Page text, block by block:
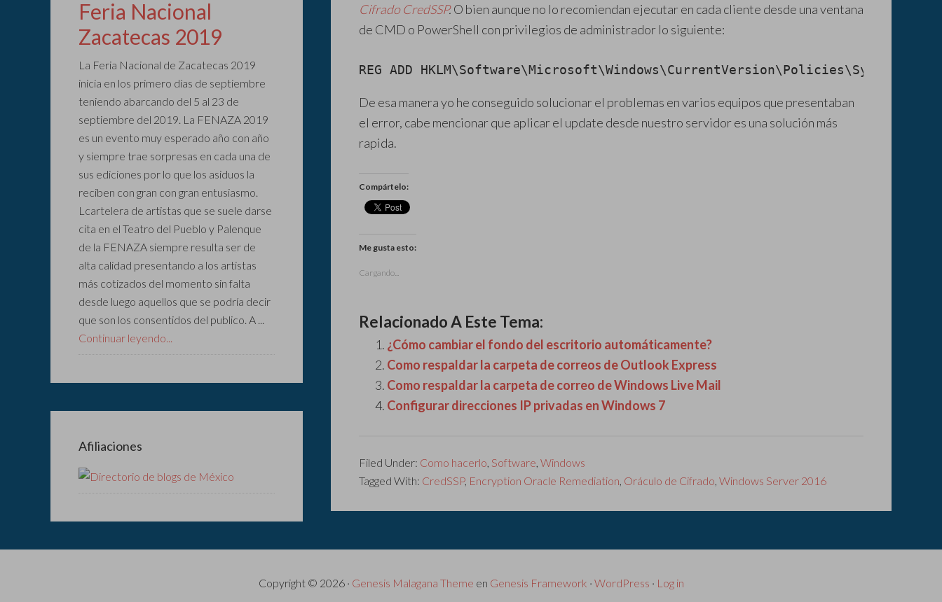
Cifrado CredSSP.O bien aunque no lo recomiendan ejecutar en cada cliente desde una ventana
de CMD o PowerShell con privilegios de administrador lo siguiente:
REG ADD
De esa manera yo he conseguido solucionar el problemas en varios equipos que presentaban
el error, cabe mencionar que aplicar el update desde nuestro servidor es una solución más
rapida.
Compártelo:
Me gusta esto:
Cargando...
Relacionado A Este Tema:
¿Cómo cambiar el fondo del escritorio automáticamente?
Como respaldar la carpeta de correos de Outlook Express
Como respaldar la carpeta de correo de Windows Live Mail
Configurar direcciones IP privadas en Windows 7
Filed Under: Como hacerlo, Software, Windows
Tagged With: CredSSP, Encryption Oracle Remediation, Oráculo de Cifrado, Windows Server 2016
Feria Nacional
Zacatecas 2019
La Feria Nacional de Zacatecas 2019
inicia en los primero días de septiembre
teniendo abarcando del 5 al 23 de
septiembre del 2019. La FENAZA 2019
es un evento muy esperado año con año
y siempre trae sorpresas en cada una de
sus ediciones por lo que los asiduos la
reciben con gran con gran entusiasmo.
Lcartelera de artistas que se suele darse
cita en el Teatro del Pueblo y Palenque
de la FENAZA siempre resulta ser de
alta calidad presentando a los artistas
más cotizados del momento sin falta
desde luego aquellos que se podría decir
que son los consentidos del publico. A ...
Continuar leyendo...
Afiliaciones
Copyright © 2026 · Genesis Malagana Theme en Genesis Framework · WordPress · Log in